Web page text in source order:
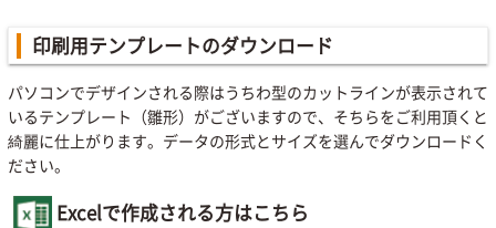
印刷用テンプレートのダウンロード
パソコンでデザインされる際はうちわ型のカットラインが表示されて
いるテンプレート（雛形）がございますので、そちらをご利用頂くと
綺麗に仕上がります。データの形式とサイズを選んでダウンロードく
ださい。
Excelで作成される方はこちら